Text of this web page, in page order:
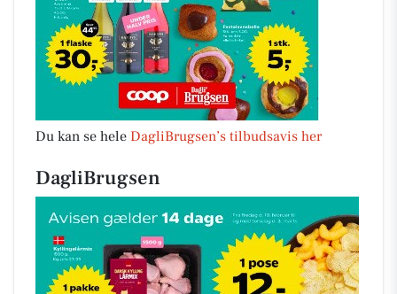
Du kan se hele DagliBrugsen’s tilbudsavis her
DagliBrugsen